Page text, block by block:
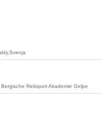
Reitsport Akademie Gelpe